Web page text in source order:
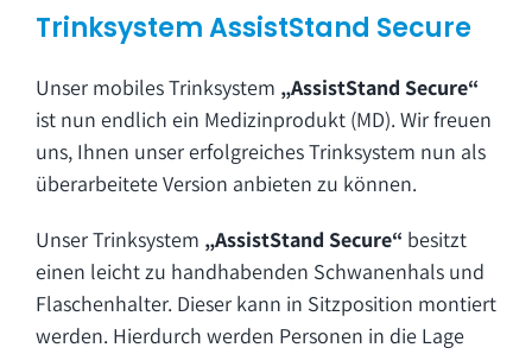
Trinksystem AssistStand Secure
Unser mobiles Trinksystem „AssistStand Secure“
ist nun endlich ein Medizinprodukt (MD). Wir freuen
uns, Ihnen unser erfolgreiches Trinksystem nun als
überarbeitete Version anbieten zu können.
Unser Trinksystem „AssistStand Secure“ besitzt
einen leicht zu handhabenden Schwanenhals und
Flaschenhalter. Dieser kann in Sitzposition montiert
werden. Hierdurch werden Personen in die Lage